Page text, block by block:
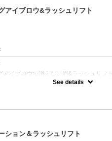
で仕上げます。
理するため３ｍｍの長さが必要です。
アイブロウ&ラッシュリフト
アイブロウで消えない眉&ラッシュリフ
トアップ効果も！朝のメイク時短に⭐︎
See details
ション＆ラッシュリフト